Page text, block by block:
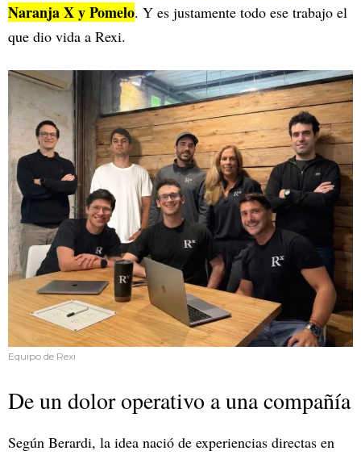
Naranja X y Pomelo. Y es justamente todo ese trabajo el
que dio vida a Rexi.
Equipo de Rexi
De un dolor operativo a una compañía
Según Berardi, la idea nació de experiencias directas en